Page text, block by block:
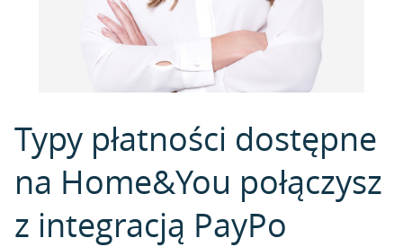
Typy płatności dostępne
na Home&You połączysz
z integracją PayPo